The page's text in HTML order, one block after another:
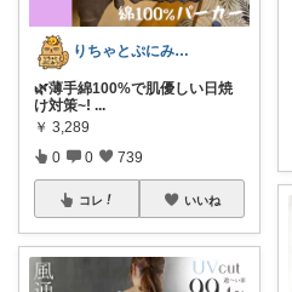
​りちゃとぷにみつ💎
🌿薄手綿100%で肌優しい日焼
け対策~! ...
￥ 3,289
0 0 739
コレ いいね